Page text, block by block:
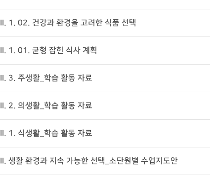
II. 1. 02. 건강과 환경을 고려한 식품 선택
II. 1. 01. 균형 잡힌 식사 계획
II. 3. 주생활_학습 활동 자료
II. 2. 의생활_학습 활동 자료
II. 1. 식생활_학습 활동 자료
II. 생활 환경과 지속 가능한 선택_소단원별 수업지도안